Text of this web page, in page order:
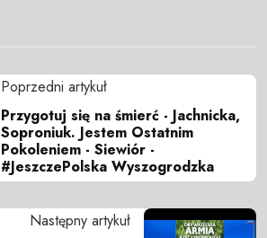
Poprzedni artykuł
Przygotuj się na śmierć - Jachnicka,
Soproniuk. Jestem Ostatnim
Pokoleniem - Siewiór -
#JeszczePolska Wyszogrodzka
Następny artykuł